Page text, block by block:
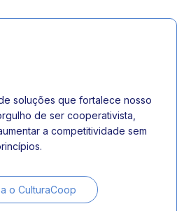
soluções que fortalece nosso
de ser cooperativista,
a competitividade sem
o CulturaCoop